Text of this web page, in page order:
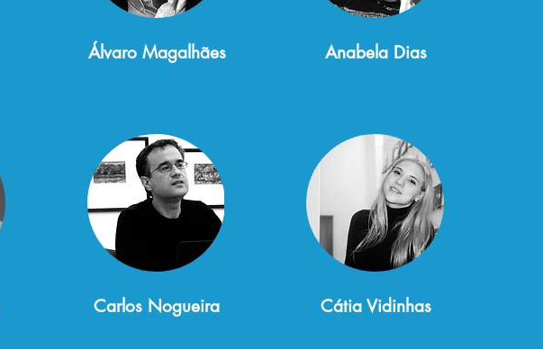
Álvaro Magalhães
Carlos Nogueira
Anabela Dias
Cátia Vidinhas